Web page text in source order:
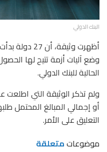
البنك الدولي
أظهرت وثيقة،
وضع آليات أزمة تتيح لها
الحالية للبنك الدولي.
ولم تذكر الوثيقة التي اطلعت
أو إجمالي المبالغ المحتمل
التعليق على الأمر.
موضوعاتمتعلقة